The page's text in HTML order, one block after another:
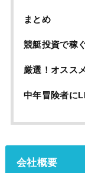
まとめ
競艇投資で稼
厳選！オスス
中年冒険者に
会社概要